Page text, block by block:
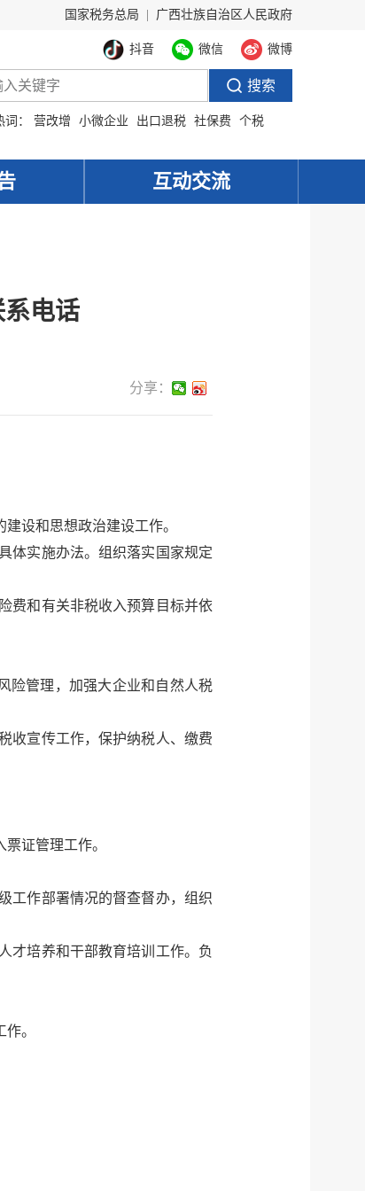
国家税务总局 广西壮族自治区人民政府
抖音 微信 微博
： 营改增 小微企业 出口退税 社保费 个税
互动交流
电话
分享：
设和思想政治建设工作。
实施办法。组织落实国家规定
和有关非税收入预算目标并依
管理，加强大企业和自然人税
宣传工作，保护纳税人、缴费
证管理工作。
作部署情况的督查督办，组织
培养和干部教育培训工作。负
。